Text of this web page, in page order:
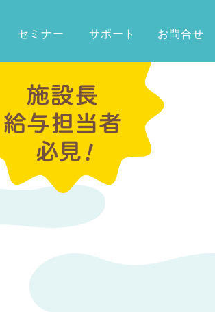
セミナー サポート お問合せ